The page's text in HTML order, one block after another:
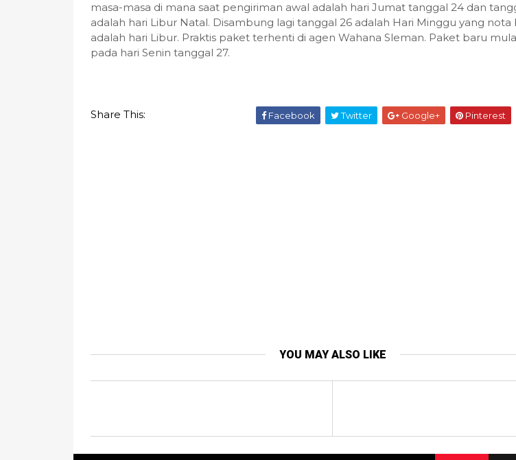
masa-masa di mana saat pengiriman awal adalah hari Jumat tanggal 24 dan
adalah hari Libur Natal. Disambung lagi tanggal 26 adalah Hari Minggu yang nota
adalah hari Libur. Praktis paket terhenti di agen Wahana Sleman. Paket baru
pada hari Senin tanggal 27.
Share This: Facebook Twitter Google+ Pinterest
YOU MAY ALSO LIKE